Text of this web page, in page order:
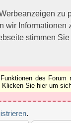
wir
stimmen
des Forums
Schliessen
des
Sie hier um
.